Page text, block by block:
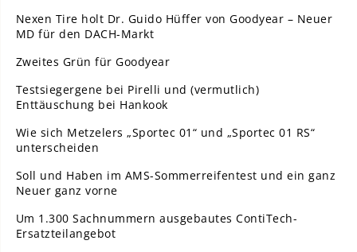
Nexen Tire holt Dr. Guido Hüffer von Goodyear – Neuer
MD für den DACH-Markt
Zweites Grün für Goodyear
Testsiegergene bei Pirelli und (vermutlich)
Enttäuschung bei Hankook
Wie sich Metzelers „Sportec 01“ und „Sportec 01 RS“
unterscheiden
Soll und Haben im AMS-Sommerreifentest und ein ganz
Neuer ganz vorne
Um 1.300 Sachnummern ausgebautes ContiTech-
Ersatzteilangebot